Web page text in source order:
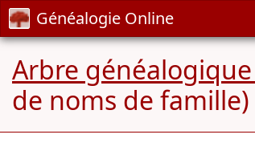
Généalogie Online
Arbre
de noms de famille)